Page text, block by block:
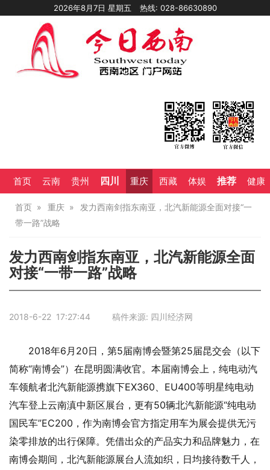
2026年8月7日 星期五 热线: 028-86630890
首页 云南 贵州 四川 重庆 西藏 体娱 推荐 健康
首页 重庆
发力西南剑指东南亚，北汽新能源全面对接“一
带一路”战略
发力西南剑指东南亚，北汽新能源全面
对接“一带一路”战略
2018-6-22 17:27:44 稿件来源: 四川经济网
2018年6月20日，第5届南博会暨第25届昆交会（以下
简称“南博会”）在昆明圆满收官。本届南博会上，纯电动汽
车领航者北汽新能源携旗下EX360、EU400等明星纯电动
汽车登上云南滇中新区展台，更有50辆北汽新能源“纯电动
国民车”EC200，作为南博会官方指定用车为展会提供无污
染零排放的出行保障。凭借出众的产品实力和品牌魅力，在
南博会期间，北汽新能源展台人流如织，日均接待数千人，